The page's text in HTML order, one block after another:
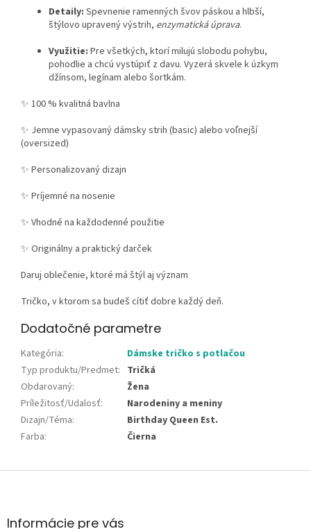
Detaily: Spevnenie ramenných švov páskou a hlbší,
štýlovo upravený výstrih, enzymatická úprava.
Využitie: Pre všetkých, ktorí milujú slobodu pohybu,
pohodlie a chcú vystúpiť z davu. Vyzerá skvele k úzkym
džínsom, legínam alebo šortkám.
✨ 100 % kvalitná bavlna
✨ Jemne vypasovaný dámsky strih (basic) alebo voľnejší
(oversized)
✨ Personalizovaný dizajn
✨ Príjemné na nosenie
✨ Vhodné na každodenné použitie
✨ Originálny a praktický darček
Daruj oblečenie, ktoré má štýl aj význam
Tričko, v ktorom sa budeš cítiť dobre každý deň.
Dodatočné parametre
Kategória:
Dámske tričko s potlačou
Typ produktu/Predmet: Tričká
Obdarovaný:
Žena
Príležitosť/Udalosť:
Narodeniny a meniny
Dizajn/Téma:
Birthday Queen Est.
Farba: Čierna
Z
äInformácie pre vás